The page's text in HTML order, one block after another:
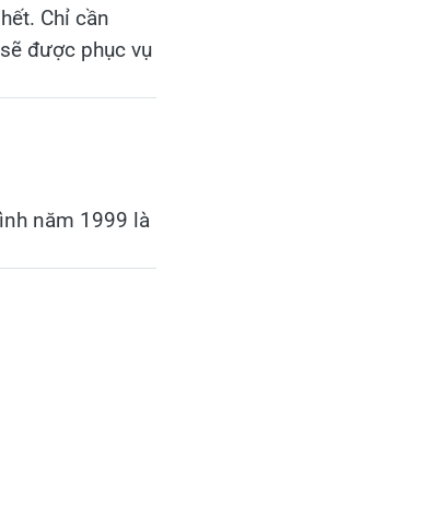
Chỉ cần
được phục vụ
năm 1999 là